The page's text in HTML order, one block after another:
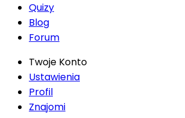
Quizy
Blog
Forum
Twoje Konto
Ustawienia
Profil
Znajomi